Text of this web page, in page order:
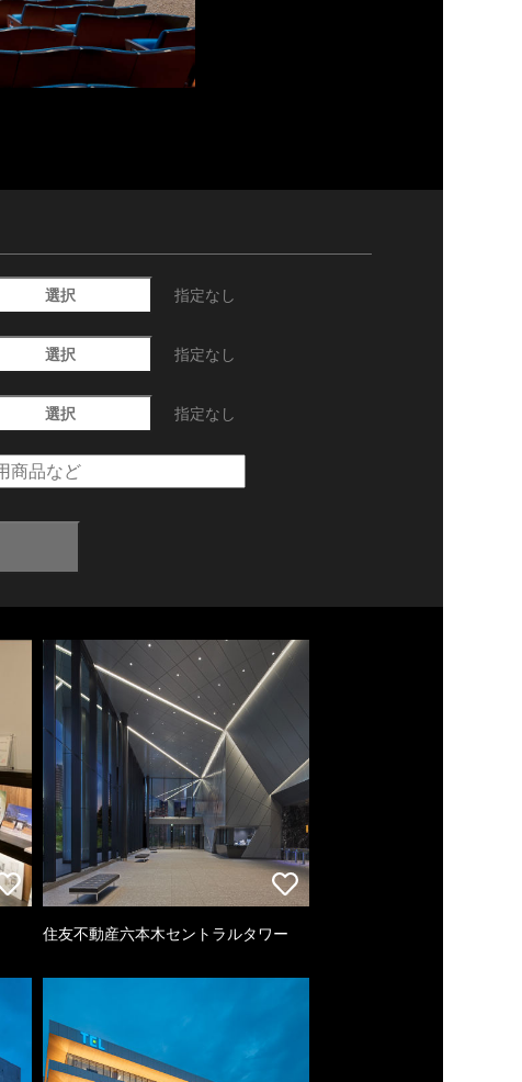
選択 指定なし
選択 指定なし
選択 指定なし
住友不動産六本木セントラルタワー